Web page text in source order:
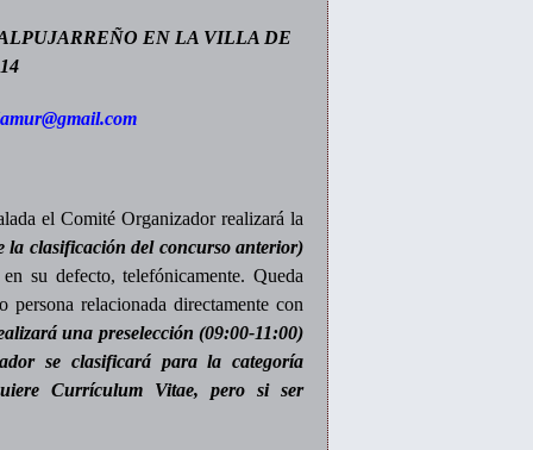
EN LA VILLA DE
el Comité Organizador realizará la
la clasificación del concurso anterior)
su defecto, telefónicamente. Queda
relacionada directamente con
una preselección (09:00-11:00)
se clasificará para la categoría
Currículum Vitae, pero si ser